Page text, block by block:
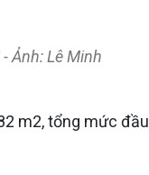
Ảnh: Lê Minh
m2, tổng mức